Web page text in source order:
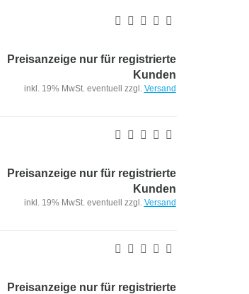
Preisanzeige nur für registrierte
Kunden
inkl. 19% MwSt. eventuell zzgl. Versand
Preisanzeige nur für registrierte
Kunden
inkl. 19% MwSt. eventuell zzgl. Versand
Preisanzeige nur für registrierte